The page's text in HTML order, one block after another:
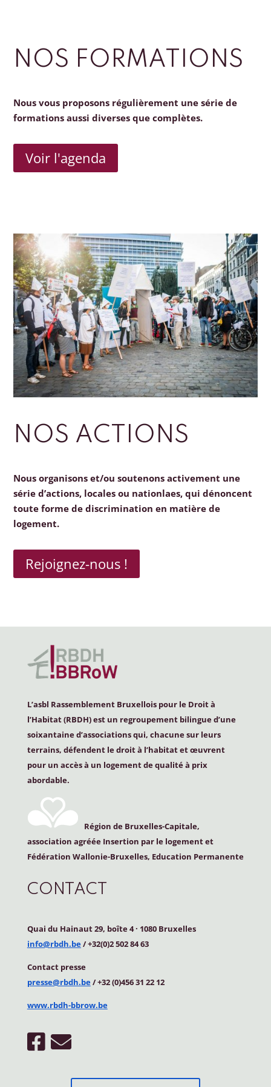
NOS FORMATIONS
Nous vous proposons régulièrement une série de
formations aussi diverses que complètes.
Voir l'agenda
NOS ACTIONS
Nous organisons et/ou soutenons activement une
série d’actions, locales ou nationlaes, qui dénoncent
toute forme de discrimination en matière de
logement.
Rejoignez-nous !
L’asbl Rassemblement Bruxellois pour le Droit à
l’Habitat (RBDH) est un regroupement bilingue d’une
soixantaine d’associations qui, chacune sur leurs
terrains, défendent le droit à l’habitat et œuvrent
pour un accès à un logement de qualité à prix
abordable.
Région de Bruxelles-Capitale,
association agréée Insertion par le logement et
Fédération Wallonie-Bruxelles, Education Permanente
CONTACT
Quai du Hainaut 29, boîte 4· 1080 Bruxelles
info@rbdh.be/ +32(0)2 502 84 63
Contact presse
presse@rbdh.be/ +32 (0)456 31 22 12
www.rbdh-bbrow.be